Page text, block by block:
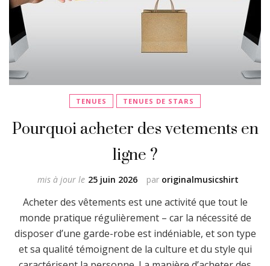
TENUES TENUES DE STARS
Pourquoi acheter des vetements en
ligne ?
par originalmusicshirt
mis à jour le 25 juin 2026
Acheter des vêtements est une activité que tout le
monde pratique régulièrement – car la nécessité de
disposer d’une garde-robe est indéniable, et son type
et sa qualité témoignent de la culture et du style qui